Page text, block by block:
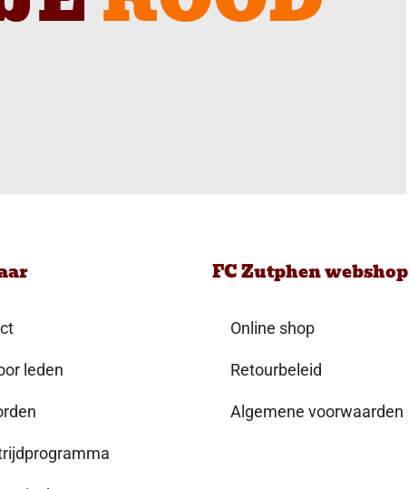
leden
FC Zutphen webshop
Online shop
Retourbeleid
Algemene voorwaarden